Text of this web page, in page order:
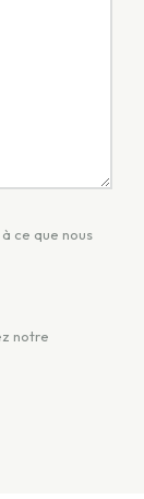
ce que nous
notre